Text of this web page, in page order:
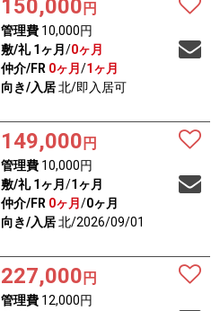
150,000 円
管理費10,000円
敷/礼 1ヶ月 /0ヶ月
仲介/FR 0ヶ月 /1ヶ月
向き/入居北/即入居可
149,000 円
管理費10,000円
敷/礼 1ヶ月 /1ヶ月
仲介/FR 0ヶ月 /0ヶ月
向き/入居北/2026/09/01
227,000 円
管理費12,000円